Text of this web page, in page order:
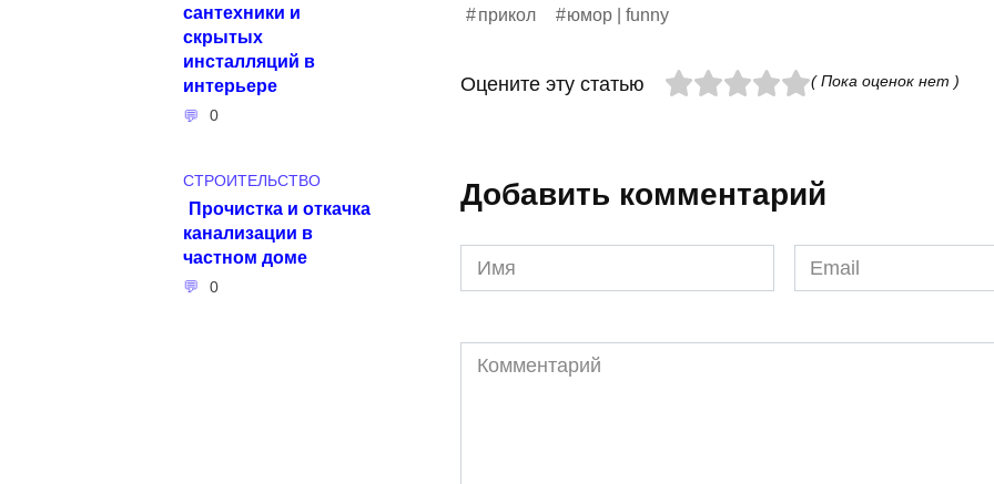
прикол юмор | funny
Оцените эту статью ( Пока оценок нет )
Добавить комментарий
Имя
*
Email
*
Комментарий
сантехники и
скрытых
инсталляций в
интерьере
0
СТРОИТЕЛЬСТВО
Прочистка и откачка
канализации в
частном доме
0